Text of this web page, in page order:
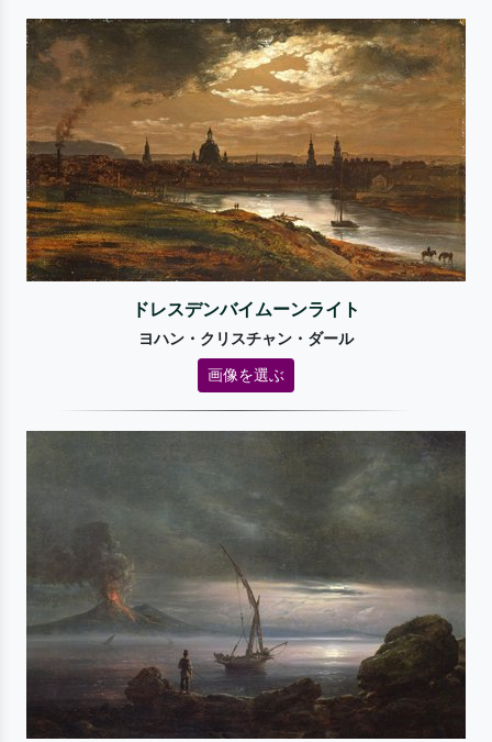
ドレスデンバイムーンライト
ヨハン・クリスチャン・ダール
画像を選ぶ